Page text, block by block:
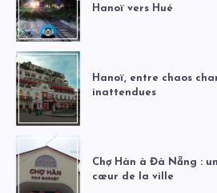
Hanoï vers Hué
Hanoï, entre chaos
inattendues
Chợ Hàn à Đà Nẵng :
cœur de la ville